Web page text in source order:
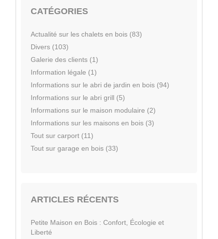
CATÉGORIES
Actualité sur les chalets en bois (83)
Divers (103)
Galerie des clients (1)
Information légale (1)
Informations sur le abri de jardin en bois (94)
Informations sur le abri grill (5)
Informations sur le maison modulaire (2)
Informations sur les maisons en bois (3)
Tout sur carport (11)
Tout sur garage en bois (33)
ARTICLES RÉCENTS
Petite Maison en Bois : Confort, Écologie et
Liberté